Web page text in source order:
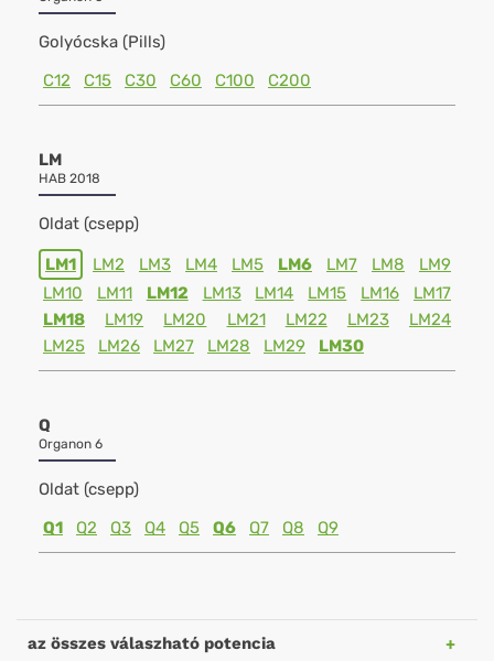
Golyócska (Pills)
C12
C15 C30 C60 C100 C200
LM
HAB 2018
Oldat (csepp)
LM1 LM2 LM3 LM4 LM5 LM6 LM7 LM8
LM9
LM10
LM11 LM12 LM13 LM14 LM15 LM16
LM17
LM18
LM19 LM20 LM21 LM22 LM23
LM24
LM25
LM26 LM27 LM28 LM29 LM30
Q
Organon 6
Oldat (csepp)
Q1
Q2 Q3 Q4 Q5 Q6 Q7 Q8 Q9
az összes válaszható potencia